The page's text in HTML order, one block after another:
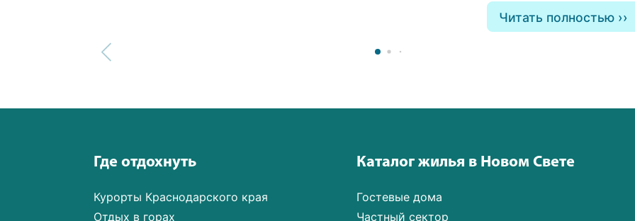
Читать полностью
Где отдохнуть
Курорты Краснодарского края
Отдых в горах
Каталог жилья в Новом Свете
Гостевые дома
Частный сектор